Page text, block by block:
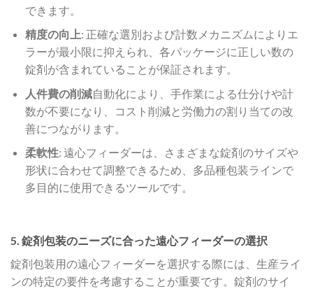
できます。
精度の向上: 正確な選別および計数メカニズムによりエ
ラーが最小限に抑えられ、各パッケージに正しい数の
錠剤が含まれていることが保証されます。
人件費の削減自動化により、手作業による仕分けや計
数が不要になり、コスト削減と労働力の割り当ての改
善につながります。
柔軟性: 遠心フィーダーは、さまざまな錠剤のサイズや
形状に合わせて調整できるため、多品種包装ラインで
多目的に使用できるツールです。
5. 錠剤包装のニーズに合った遠心フィーダーの選択
錠剤包装用の遠心フィーダーを選択する際には、生産ライ
ンの特定の要件を考慮することが重要です。錠剤のサイ